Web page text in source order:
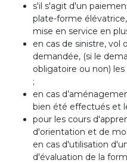
s'il s'agit d'un
plate-forme
mise en service en
en cas de sinistre, vol
demandée, (si le
obligatoire ou non) les
;
en cas
bien été effectués et
pour les cours
d'orientation et de
en cas d'utilisation
d'évaluation de la